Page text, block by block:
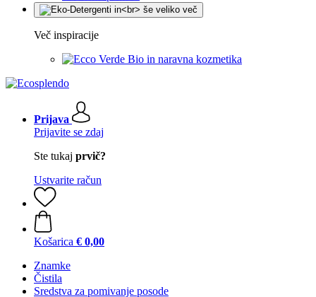
Več inspiracije
Bio in naravna kozmetika
Prijava
Prijavite se zdaj
Ste tukaj prvič?
Ustvarite račun
Košarica € 0,00
Znamke
Čistila
Sredstva za pomivanje posode